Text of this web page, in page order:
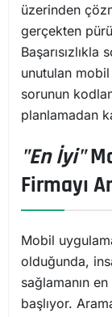
üzerinden
gerçekten
unutulan mobil
sorunun
planlamadan
"En İyi"
Firmayı
Mobil
olduğunda,
sağlamanın
başlıyor.